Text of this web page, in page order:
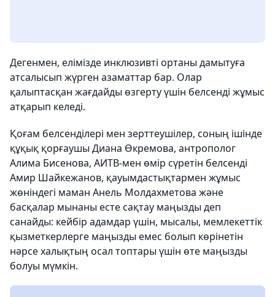
Дегенмен, елімізде инклюзивті ортаны дамытуға
атсалысып жүрген азаматтар бар. Олар
қалыптасқан жағдайды өзгерту үшін белсенді жұмыс
атқарып келеді.
Қоғам белсенділері мен зерттеушілер, соның ішінде
құқық қорғаушы Диана Өкремова, антрополог
Алима Бисенова, АИТВ-мен өмір сүретін белсенді
Амир Шайкежанов, қауымдастықтармен жұмыс
жөніндегі маман Анель Молдахметова және
басқалар мынаны есте сақтау маңызды деп
санайды: кейбір адамдар үшін, мысалы, мемлекеттік
қызметкерлерге маңызды емес болып көрінетін
нәрсе халықтың осал топтары үшін өте маңызды
болуы мүмкін.